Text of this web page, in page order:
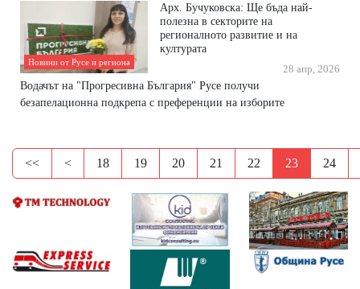
Новини от Русе и региона
Арх. Бучуковска: Ще бъда най-
полезна в секторите на
регионалното развитие и на
културата
28 апр, 2026
Водачът на "Прогресивна България" Русе получи
безапелационна подкрепа с преференции на изборите
<< < 18 19 20 21 22 23 24